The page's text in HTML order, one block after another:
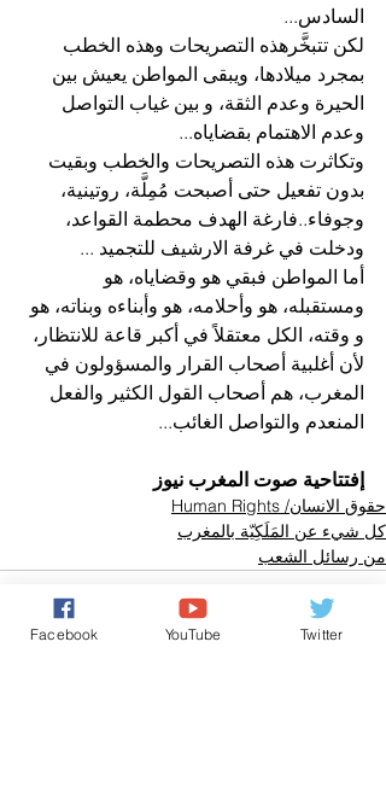
السادس...
لكن تتبخَّرهذه التصريحات وهذه الخطب
بمجرد ميلادها، ويبقى المواطن يعيش بين
الحيرة وعدم الثقة، و بين غياب التواصل
وعدم الاهتمام بقضاياه...
وتكاثرت هذه التصريحات والخطب وبقيت
بدون تفعيل حتى أصبحت مُمِلَّة، روتينية،
وجوفاء..فارغة الهدف محطمة القواعد،
ودخلت في غرفة الارشيف للتجميد ...
أما المواطن فبقي هو وقضاياه، هو
ومستقبله، هو وأحلامه، هو وأبناءه وبناته، هو
و وقته، الكل معتقلاً في أكبر قاعة للانتظار،
لأن أغلبية أصحاب القرار والمسؤولون في
المغرب، هم أصحاب القول الكثير والفعل
المنعدم والتواصل الغائب...
إفتتاحية صوت المغرب نيوز
حقوق الانسان/ Human Rights
كل شيء عن المَلَكِيّة بالمغرب
من رسائل الشعب
Facebook YouTube Twitter